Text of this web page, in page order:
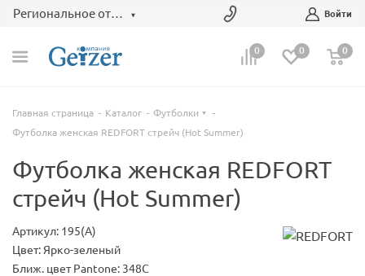
Региональное отделение Войти
0 0 0
Главная страница Каталог
Футболки
Футболка женская REDFORT стрейч (Hot Summer)
Футболка женская REDFORT
стрейч (Hot Summer)
Артикул: 195(А)
Цвет: Ярко-зеленый
Ближ. цвет Pantone: 348C